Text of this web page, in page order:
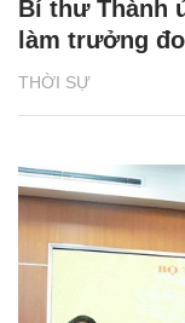
THỜI SỰ
Bí thư Thành
làm trưởng